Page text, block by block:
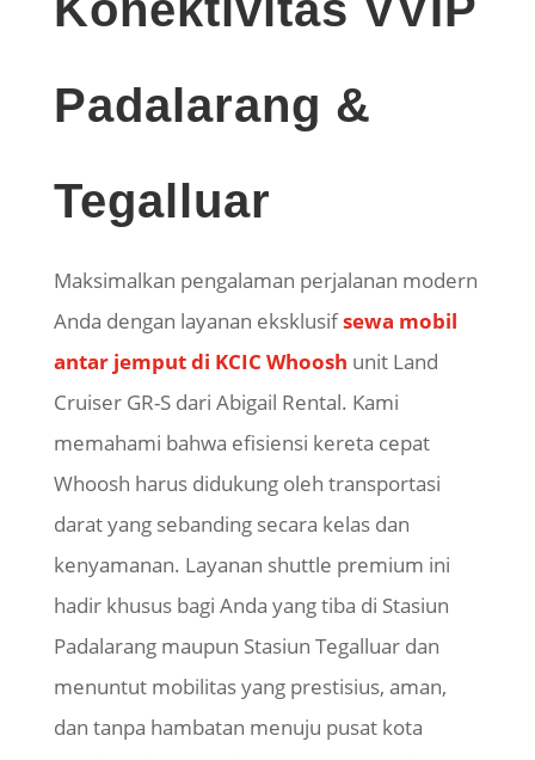
Padalarang &
Tegalluar
Maksimalkan pengalaman perjalanan modern
Anda dengan layanan eksklusifsewa mobil
antar jemput di KCIC Whoosh unit Land
Cruiser GR-S dari Abigail Rental. Kami
memahami bahwa efisiensi kereta cepat
Whoosh harus didukung oleh transportasi
darat yang sebanding secara kelas dan
kenyamanan. Layanan shuttle premium ini
hadir khusus bagi Anda yang tiba di Stasiun
Padalarang maupun Stasiun Tegalluar dan
menuntut mobilitas yang prestisius, aman,
dan tanpa hambatan menuju pusat kota